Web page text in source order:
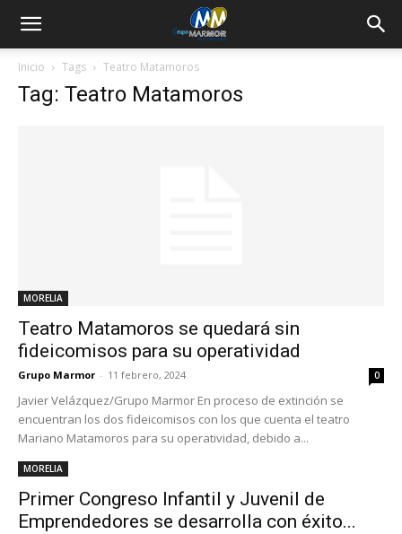
Inicio Tags Teatro Matamoros
Tag: Teatro Matamoros
MORELIA
Teatro Matamoros se quedará sin
fideicomisos para su operatividad
Grupo Marmor - 11 febrero, 2024 0
Javier Velázquez/Grupo Marmor En proceso de extinción se
encuentran los dos fideicomisos con los que cuenta el teatro
Mariano Matamoros para su operatividad, debido a...
MORELIA
Primer Congreso Infantil y Juvenil de
Emprendedores se desarrolla con éxito...